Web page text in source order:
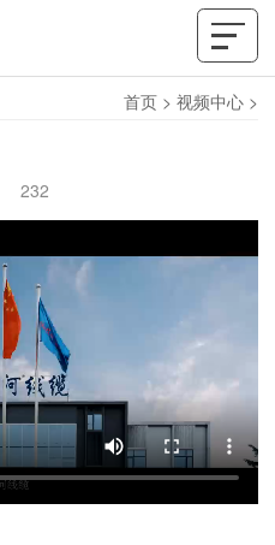
首页 > 视频中心 >
232